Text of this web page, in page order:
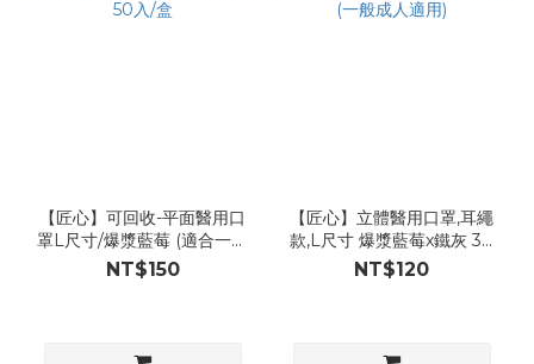
【匠心】可回收-平面醫用口
罩L尺寸/爆漿藍莓 (適合一般
成人) 50入/盒
NT$150
【匠心】立體醫用口罩,耳繩
款,L尺寸 爆漿藍莓x鐵灰 30
入/盒 (一般成人適用)
NT$120